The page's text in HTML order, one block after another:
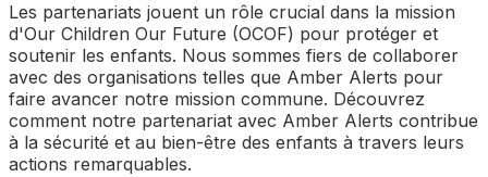
Les partenariats jouent un rôle crucial dans la mission
d'Our Children Our Future (OCOF) pour protéger et
soutenir les enfants. Nous sommes fiers de collaborer
avec des organisations telles que Amber Alerts pour
faire avancer notre mission commune. Découvrez
comment notre partenariat avec Amber Alerts contribue
à la sécurité et au bien-être des enfants à travers leurs
actions remarquables.